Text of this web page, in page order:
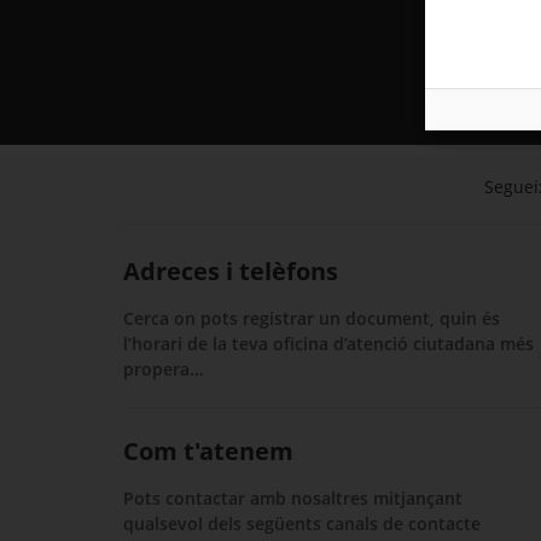
Adreces i telèfons
Cerca on pots registrar un document, quin és
l’horari de la teva oficina d’atenció ciutadana més
propera…
Com t'atenem
Pots contactar amb nosaltres mitjançant
qualsevol dels següents canals de contacte